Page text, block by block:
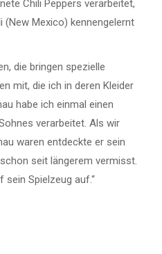
Chili Peppers verarbeitet,
(New Mexico) kennengelernt
die bringen spezielle
mit, die ich in deren Kleider
habe ich einmal einen
verarbeitet. Als wir
waren entdeckte er sein
seit längerem vermisst.
Spielzeug auf.“